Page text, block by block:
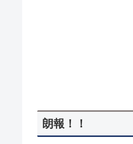
朗報！！